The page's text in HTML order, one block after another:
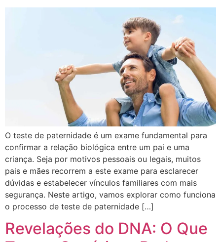
O teste de paternidade é um exame fundamental para
confirmar a relação biológica entre um pai e uma
criança. Seja por motivos pessoais ou legais, muitos
pais e mães recorrem a este exame para esclarecer
dúvidas e estabelecer vínculos familiares com mais
segurança. Neste artigo, vamos explorar como funciona
o processo de teste de paternidade […]
Revelações do DNA: O Que